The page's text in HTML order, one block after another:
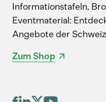
Informationstafeln,
Eventmaterial:
Angebote der
Zum Shop